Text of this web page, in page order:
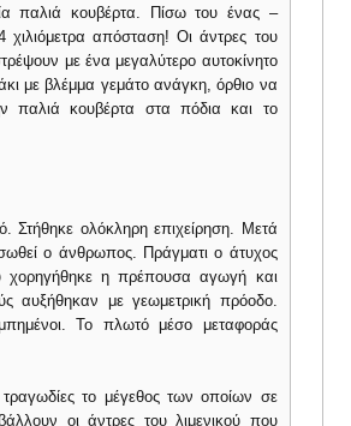
παλιά κουβέρτα. Πίσω του ένας –
απόσταση! Οι άντρες του
με ένα μεγαλύτερο αυτοκίνητο
με βλέμμα γεμάτο ανάγκη, όρθιο να
παλιά κουβέρτα στα πόδια και το
Στήθηκε ολόκληρη επιχείρηση. Μετά
ο άνθρωπος. Πράγματι ο άτυχος
χορηγήθηκε η πρέπουσα αγωγή και
αυξήθηκαν με γεωμετρική πρόοδο.
Το πλωτό μέσο μεταφοράς
το μέγεθος των οποίων σε
οι άντρες του λιμενικού που